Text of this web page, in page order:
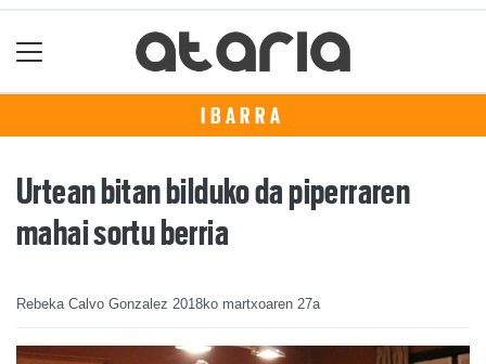
IBARRA
Urtean bitan bilduko da piperraren
mahai sortu berria
Rebeka Calvo Gonzalez 2018ko martxoaren 27a